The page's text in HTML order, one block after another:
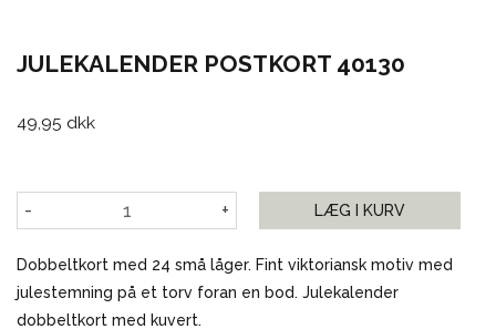
JULEKALENDER POSTKORT 40130
49,95 dkk
- + LÆG I KURV
Dobbeltkort med 24 små låger. Fint viktoriansk motiv med
julestemning på et torv foran en bod. Julekalender
dobbeltkort med kuvert.